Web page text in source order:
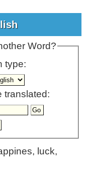
Word?
type:
translated:
luck,